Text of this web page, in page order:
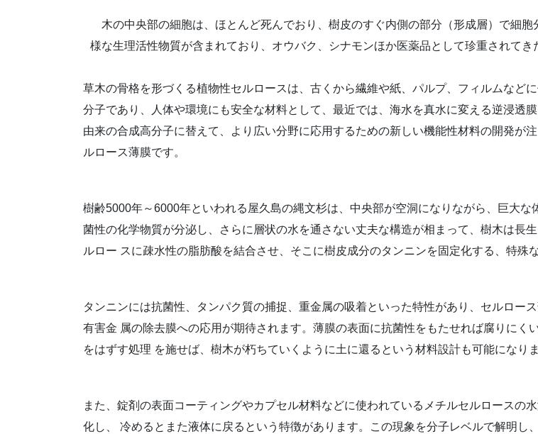
木の中央部の細胞は、ほとんど死んでおり、樹皮のすぐ内側の部分（形成層）で細
様な生理活性物質が含まれており、オウバク、シナモンほか医薬品として珍重されてき
草木の骨格を形づくる植物性セルロースは、古くから繊維や紙、パルプ、フィルムなど
分子であり、人体や環境にも安全な材料として、最近では、海水を真水に変える逆浸透
由来の合成高分子に替えて、より広い分野に応用するための新しい機能性材料の開発が
ルロース薄膜です。
樹齢5000年～6000年といわれる屋久島の縄文杉は、中央部が空洞になりながら、巨大
菌性の化学物質が分泌し、さらに層状の水を通さない丈夫な構造が相まって、樹木は長
ルロー スに疎水性の脂肪酸を結合させ、そこに樹皮成分のタンニンを固定化する、特殊
タンニンには抗菌性、タンパク質の捕捉、重金属の吸着といった特性があり、セルロー
有害金 属の除去膜への応用が期待されます。薄膜の表面に抗菌性をもたせれば腐りに
をはずす処理 を施せば、樹木が朽ちていくように土に還るという材料設計も可能になりま
また、錠剤の表面コーティングやカプセル材料などに使われているメチルセルロースの
化し、 冷めるとまた液体に戻るという特徴があります。この現象を分子レベルで解明